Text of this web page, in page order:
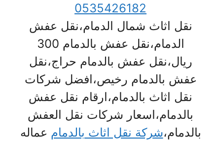
0535426182
نقل اثاث شمال الدمام،نقل عفش
الدمام،نقل عفش بالدمام 300
ريال،نقل عفش بالدمام حراج،نقل
عفش بالدمام رخيص،افضل شركات
نقل اثاث بالدمام،ارقام نقل عفش
بالدمام،اسعار شركات نقل العفش
بالدمام،شركة نقل اثاث بالدمامعماله